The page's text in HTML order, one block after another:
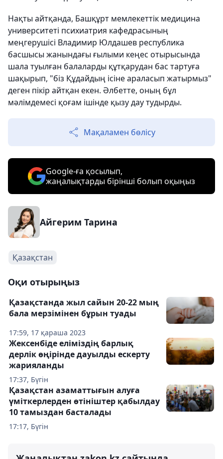
Нақты айтқанда, Башқұрт мемлекеттік медицина
университеті психиатрия кафедрасының
меңгерушісі Владимир Юлдашев республика
басшысы жанындағы ғылыми кеңес отырысында
шала туылған балаларды құтқарудан бас тартуға
шақырып, "біз Құдайдың ісіне араласып жатырмыз"
деген пікір айтқан екен. Әлбетте, оның бұл
мәлімдемесі қоғам ішінде қызу дау тудырды.
Мақаламен бөлісу
Google-ға қосылып,
жаңалықтарды бірінші болып оқыңыз
Айгерим Тарина
Қазақстан
Оқи отырыңыз
17:59, 17 қараша 2023
Қазақстанда жыл сайын 20-22 мың
бала мерзімінен бұрын туады
17:37, Бүгін
Жексенбіде еліміздің барлық
дерлік өңірінде дауылды ескерту
жарияланды
17:17, Бүгін
Қазақстан азаматтығын алуға
үміткерлерден өтініштер қабылдау
10 тамыздан басталады